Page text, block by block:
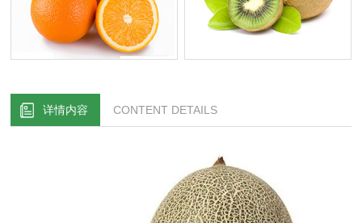
详情内容 CONTENT DETAILS